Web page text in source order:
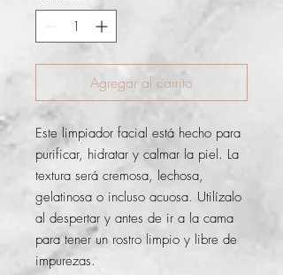
Agregar al carrito
Este limpiador facial está hecho para
purificar, hidratar y calmar la piel. La
textura será cremosa, lechosa,
gelatinosa o incluso acuosa. Utilízalo
al despertar y antes de ir a la cama
para tener un rostro limpio y libre de
impurezas.